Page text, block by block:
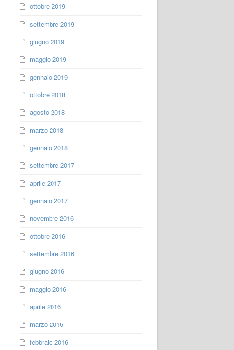
ottobre 2019
settembre 2019
giugno 2019
maggio 2019
gennaio 2019
ottobre 2018
agosto 2018
marzo 2018
gennaio 2018
settembre 2017
aprile 2017
gennaio 2017
novembre 2016
ottobre 2016
settembre 2016
giugno 2016
maggio 2016
aprile 2016
marzo 2016
febbraio 2016